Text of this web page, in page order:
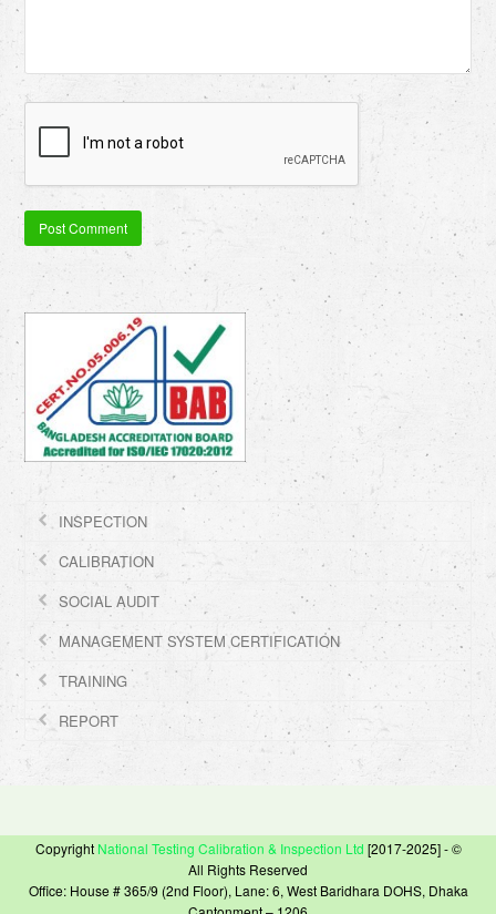
INSPECTION
CALIBRATION
SOCIAL AUDIT
MANAGEMENT SYSTEM CERTIFICATION
TRAINING
REPORT
Copyright National Testing Calibration & Inspection Ltd [2017-2025] - ©
All Rights Reserved
Office: House # 365/9 (2nd Floor), Lane: 6, West Baridhara DOHS, Dhaka